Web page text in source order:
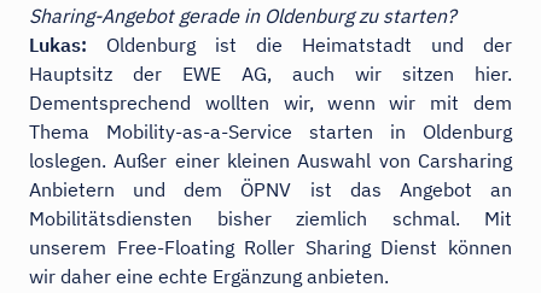
Sharing-Angebot gerade in Oldenburg zu starten?
Lukas: Oldenburg ist die Heimatstadt und der
Hauptsitz der EWE AG, auch wir sitzen hier.
Dementsprechend wollten wir, wenn wir mit dem
Thema Mobility-as-a-Service starten in Oldenburg
loslegen. Außer einer kleinen Auswahl von Carsharing
Anbietern und dem ÖPNV ist das Angebot an
Mobilitätsdiensten bisher ziemlich schmal. Mit
unserem Free-Floating Roller Sharing Dienst können
wir daher eine echte Ergänzung anbieten.